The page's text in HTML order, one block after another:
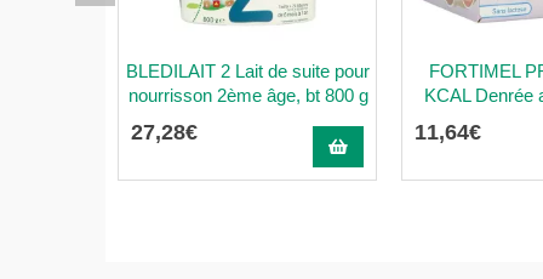
BLEDILAIT 2 Lait de suite pour
nourrisson 2ème âge, bt 800 g
27,28€
FORTIMEL
KCAL Denrée
11,64€